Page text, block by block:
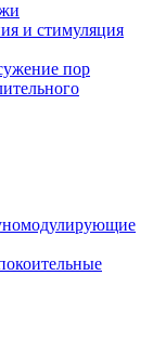
и стимуляция
пор